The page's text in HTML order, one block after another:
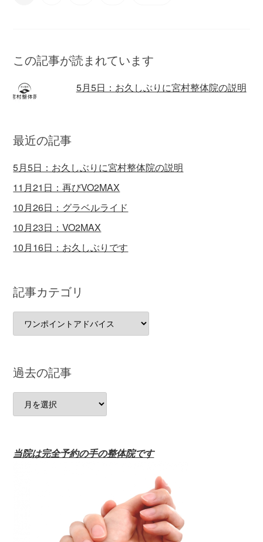
この記事が読まれています
5月5日：お久しぶりに宮村整体院の説明
最近の記事
5月5日：お久しぶりに宮村整体院の説明
11月21日：再びVO2MAX
10月26日：グラベルライド
10月23日：VO2MAX
10月16日：お久しぶりです
記事カテゴリ
事
ゴ
リ
過去の記事
去
事
当院は完全予約の手の整体院です